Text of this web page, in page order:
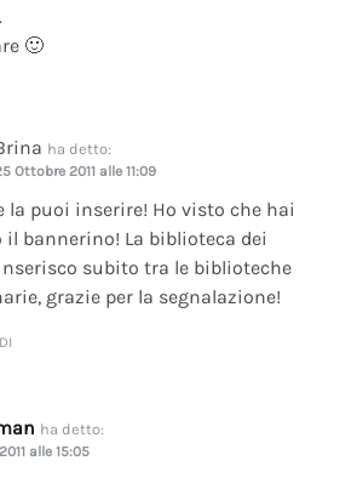
🙂
ha detto:
Ottobre 2011 alle 11:09
la puoi inserire! Ho visto che hai
il bannerino! La biblioteca dei
subito tra le biblioteche
grazie per la segnalazione!
ha detto:
alle 15:05